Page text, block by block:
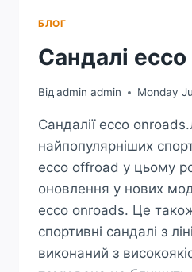
БЛОГ
Сандалі
Від admin admin Monday
Сандалії ecco
найпопулярніших
ecco offroad у цьому
оновлення у нових
ecco onroads. Це
спортивні сандалі з
виконаний з